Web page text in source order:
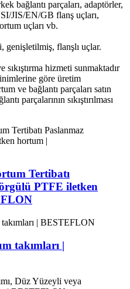
bağlantı parçaları, adaptörler,
JIS/EN/GB flanş uçları,
uçları vb.
genişletilmiş, flanşlı uçlar.
hizmeti sunmaktadır
göre üretim
ve bağlantı parçaları satın
parçalarının sıkıştırılması
Tertibatı
PTFE iletken
takımları |